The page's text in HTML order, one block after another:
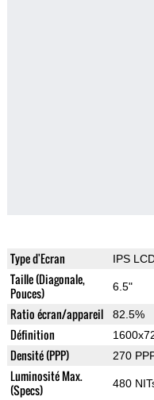
Type d'Ecran IPS
Taille (Diagonale,
Pouces)
6.5"
Ratio écran/appareil 82.5%
Définition
Densité (PPP) 270
Luminosité Max.
(Specs)
480